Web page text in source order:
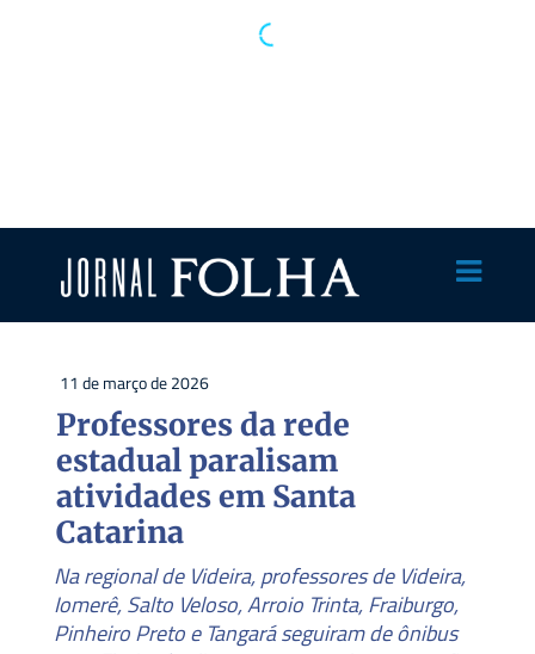
11 de março de 2026
Professores da rede
estadual paralisam
atividades em Santa
Catarina
Na regional de Videira, professores de Videira,
Iomerê, Salto Veloso, Arroio Trinta, Fraiburgo,
Pinheiro Preto e Tangará seguiram de ônibus